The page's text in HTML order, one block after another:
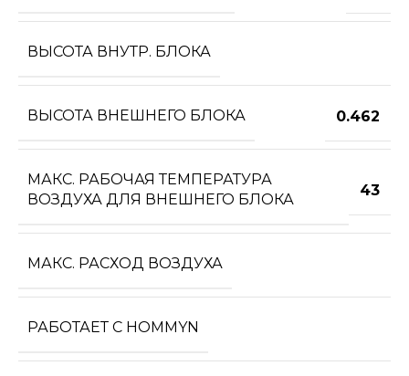
ВЫСОТА ВНУТР. БЛОКА
ВЫСОТА ВНЕШНЕГО БЛОКА 0.462
МАКС. РАБОЧАЯ ТЕМПЕРАТУРА
ВОЗДУХА ДЛЯ ВНЕШНЕГО БЛОКА
43
МАКС. РАСХОД ВОЗДУХА
РАБОТАЕТ С HOMMYN